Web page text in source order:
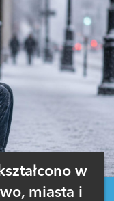
w
miasta i